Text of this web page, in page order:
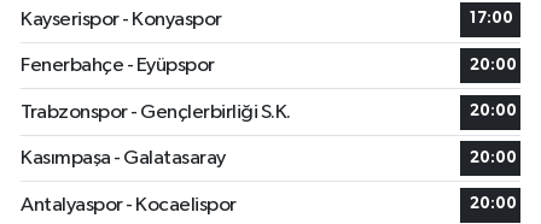
Kayserispor - Konyaspor
17:00
Fenerbahçe - Eyüpspor 20:00
Trabzonspor - Gençlerbirliği S.K. 20:00
Kasımpaşa - Galatasaray 20:00
Antalyaspor - Kocaelispor 20:00